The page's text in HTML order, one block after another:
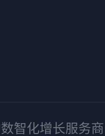
智化增长服务商